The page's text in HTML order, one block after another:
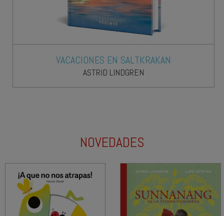
¡VAMOS! ¡ENTRA!
¡EN ESTE LIBRO HAY UNA FIESTA!
JAMIE MICHALAK
NOVEDADES